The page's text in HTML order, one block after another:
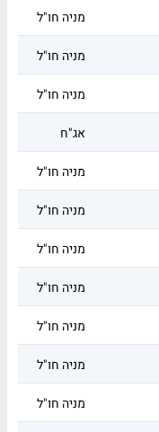
מניה חו"ל
מניה חו"ל
מניה חו"ל
אג"ח
מניה חו"ל
מניה חו"ל
מניה חו"ל
מניה חו"ל
מניה חו"ל
מניה חו"ל
מניה חו"ל